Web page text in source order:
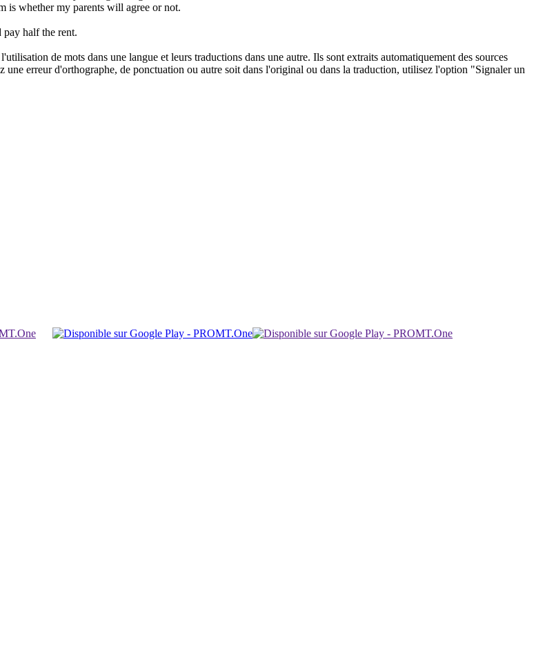
is whether my parents will agree or not.
pay half the rent.
de mots dans une langue et leurs traductions dans une autre. Ils sont extraits automatiquement des sources
erreur d'orthographe, de ponctuation ou autre soit dans l'original ou dans la traduction, utilisez l'option "Signaler un